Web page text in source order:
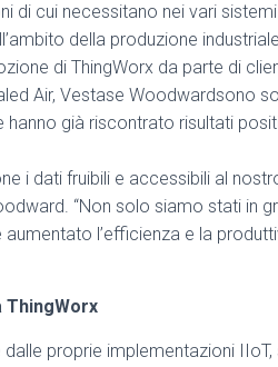
cui necessitano nei vari sistemi
della produzione
di ThingWorx da parte di
Air, Vestase Woodwardsono
già riscontrato risultati
i dati fruibili e accessibili al
“Non solo siamo stati in
l’efficienza e la
proprie implementazioni